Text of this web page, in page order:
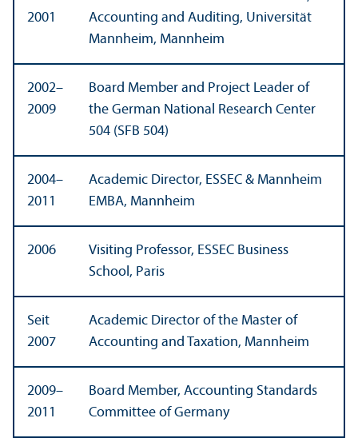
2001
Accounting and Auditing, Universität
Mannheim, Mannheim
2002–
2009
Board Member and Project Leader of
the German National Research Center
504 (SFB 504)
2004–
2011
Academic Director, ESSEC & Mannheim
EMBA, Mannheim
2006
Visiting Professor, ESSEC Business
School, Paris
Seit
2007
Academic Director of the Master of
Accounting and Taxation, Mannheim
2009–
2011
Board Member, Accounting Standards
Committee of Germany